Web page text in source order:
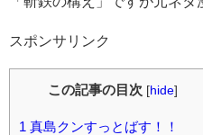
スポンサリンク
この記事の目次 [hide]
1 真島クンすっとばす！！